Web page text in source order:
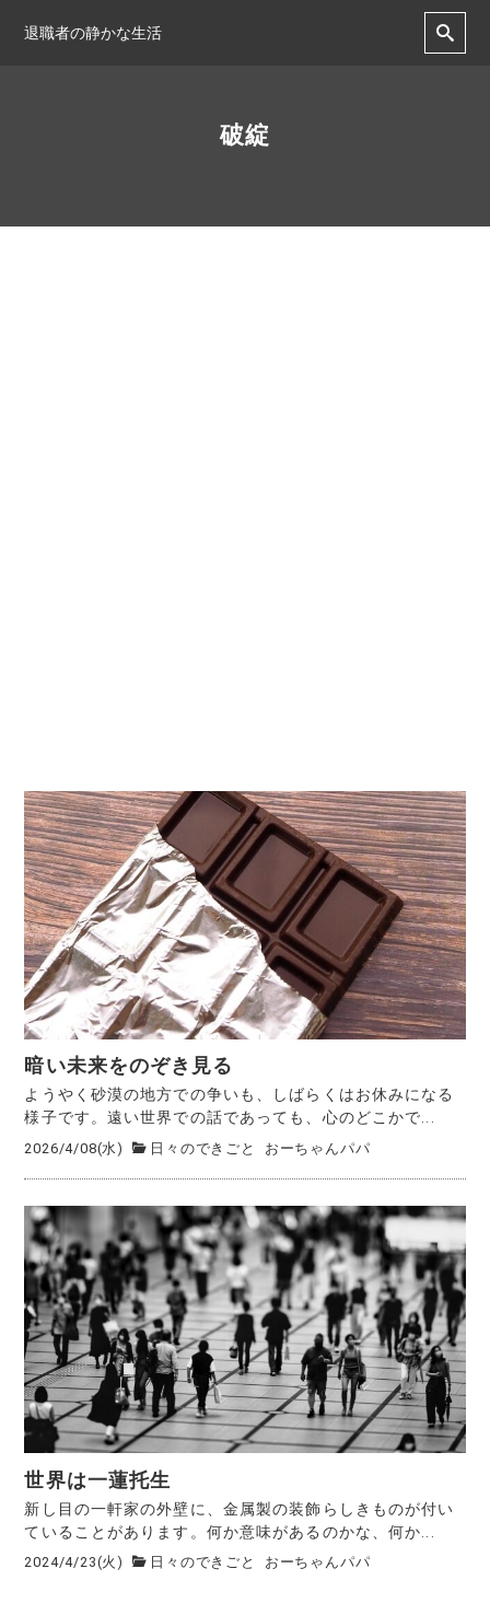
退職者の静かな生活
破綻
暗い未来をのぞき見る
ようやく砂漠の地方での争いも、しばらくはお休みになる
様子です。遠い世界での話であっても、心のどこかで...
2026/4/08(水) 日々のできごと おーちゃんパパ
世界は一蓮托生
新し目の一軒家の外壁に、金属製の装飾らしきものが付い
ていることがあります。何か意味があるのかな、何か...
2024/4/23(火) 日々のできごと おーちゃんパパ